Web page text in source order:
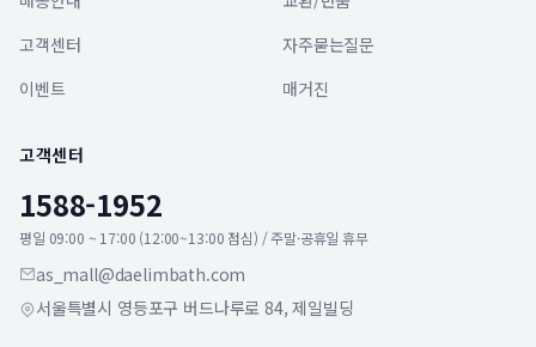
고객센터
자주묻는질문
이벤트
매거진
고객센터
1588-1952
평일 09:00 ~ 17:00 (12:00~13:00 점심) / 주말·공휴일 휴무
as_mall@daelimbath.com
서울특별시 영등포구 버드나루로 84, 제일빌딩